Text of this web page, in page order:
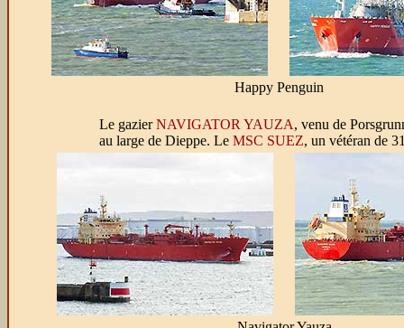
Happy Penguin
Le gazierNAVIGATOR YAUZA, venu de
au large de Dieppe. Le MSC SUEZ, un vétéran de